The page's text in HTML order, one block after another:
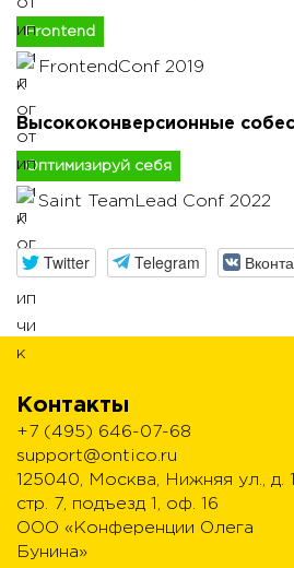
Frontend
FrontendConf 2019
Высококонверсионные
Оптимизируй себя
Saint TeamLead Conf 2022
Twitter Telegram
Контакты
+7 (495) 646-07-68
support@ontico.ru
125040, Москва, Нижняя ул., д.
стр. 7, подъезд 1, оф. 16
ООО «Конференции Олега
Бунина»